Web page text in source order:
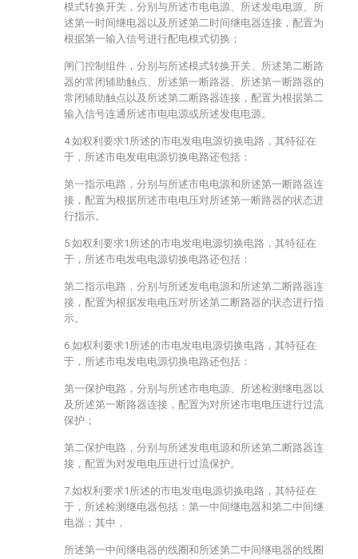
模式转换开关，分别与所述市电电源、所述发电电源、所
述第一时间继电器以及所述第二时间继电器连接，配置为
根据第一输入信号进行配电模式切换；
闸门控制组件，分别与所述模式转换开关、所述第二断路
器的常闭辅助触点、所述第一断路器、所述第一断路器的
常闭辅助触点以及所述第二断路器连接，配置为根据第二
输入信号连通所述市电电源或所述发电电源。
4.如权利要求1所述的市电发电电源切换电路，其特征在
于，所述市电发电电源切换电路还包括：
第一指示电路，分别与所述市电电源和所述第一断路器连
接，配置为根据所述市电电压对所述第一断路器的状态进
行指示。
5.如权利要求1所述的市电发电电源切换电路，其特征在
于，所述市电发电电源切换电路还包括：
第二指示电路，分别与所述发电电源和所述第二断路器连
接，配置为根据发电电压对所述第二断路器的状态进行指
示。
6.如权利要求1所述的市电发电电源切换电路，其特征在
于，所述市电发电电源切换电路还包括：
第一保护电路，分别与所述市电电源、所述检测继电器以
及所述第一断路器连接，配置为对所述市电电压进行过流
保护；
第二保护电路，分别与所述发电电源和所述第二断路器连
接，配置为对发电电压进行过流保护。
7.如权利要求1所述的市电发电电源切换电路，其特征在
于，所述检测继电器包括：第一中间继电器和第二中间继
电器；其中，
所述第一中间继电器的线圈和所述第二中间继电器的线圈